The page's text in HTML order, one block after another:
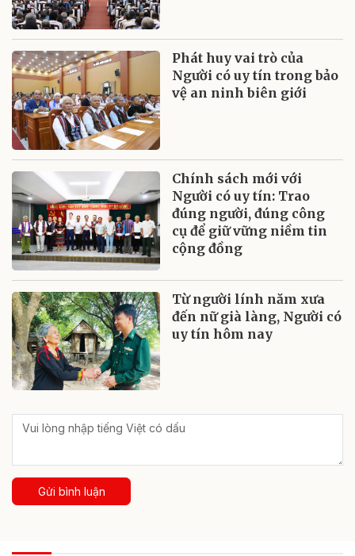
Phát huy vai trò của
Người có uy tín trong bảo
vệ an ninh biên giới
Chính sách mới với
Người có uy tín: Trao
đúng người, đúng công
cụ để giữ vững niềm tin
cộng đồng
Từ người lính năm xưa
đến nữ già làng, Người có
uy tín hôm nay
Gửi bình luận